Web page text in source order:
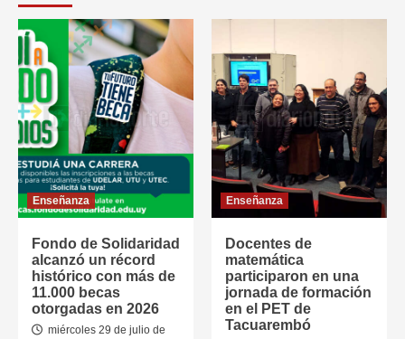
Enseñanza
Fondo de Solidaridad
alcanzó un récord
histórico con más de
11.000 becas
otorgadas en 2026
miércoles 29 de julio de
Enseñanza
Docentes de
matemática
participaron en una
jornada de formación
en el PET de
Tacuarembó